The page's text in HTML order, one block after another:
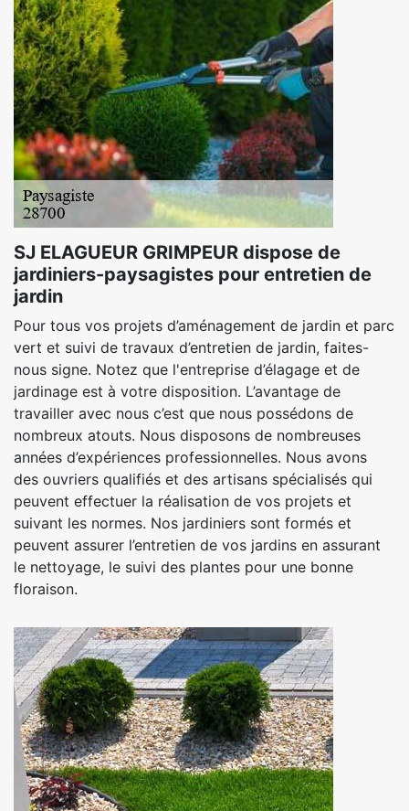
SJ ELAGUEUR GRIMPEUR dispose de
jardiniers-paysagistes pour entretien de
jardin
Pour tous vos projets d’aménagement de jardin et parc
vert et suivi de travaux d’entretien de jardin, faites-
nous signe. Notez que l'entreprise d’élagage et de
jardinage est à votre disposition. L’avantage de
travailler avec nous c’est que nous possédons de
nombreux atouts. Nous disposons de nombreuses
années d’expériences professionnelles. Nous avons
des ouvriers qualifiés et des artisans spécialisés qui
peuvent effectuer la réalisation de vos projets et
suivant les normes. Nos jardiniers sont formés et
peuvent assurer l’entretien de vos jardins en assurant
le nettoyage, le suivi des plantes pour une bonne
floraison.